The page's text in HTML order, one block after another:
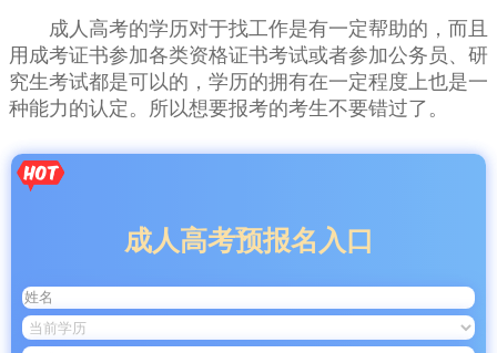
成人高考的学历对于找工作是有一定帮助的，而且
用成考证书参加各类资格证书考试或者参加公务员、研
究生考试都是可以的，学历的拥有在一定程度上也是一
种能力的认定。所以想要报考的考生不要错过了。
成人高考预报名入口